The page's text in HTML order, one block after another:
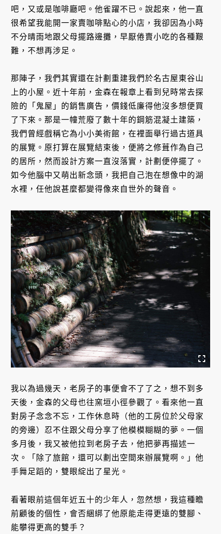
吧，又或是咖啡廳吧。他雀躍不已。說起來，他一直
很希望我能開一家賣咖啡點心的小店，我卻因為小時
不分晴雨地跟父母擺路邊攤，早厭倦賣小吃的各種艱
難，不想再涉足。
那陣子，我們其實還在計劃重建我們於名古屋東谷山
上的小屋。近十年前，金森在報章上看到兒時常去探
險的「鬼屋」的銷售廣告，價錢低廉得他沒多想便買
了下來。那是一幢荒廢了數十年的鋼筋混凝土建築，
我們曾經戲稱它為小小美術館，在裡面舉行過古道具
的展覽。原打算在展覽結束後，便將之修葺作為自己
的居所，然而設計方案一直沒落實，計劃便停擺了。
如今他腦中又萌出新念頭，我把自己泡在想像中的湖
水裡，任他說甚麼都變得像來自世外的聲音。
我以為過幾天，老房子的事便會不了了之，想不到多
天後，金森的父母也往窯垣小徑參觀了。看來他一直
對房子念念不忘，工作休息時（他的工房位於父母家
的旁邊）忍不住跟父母分享了他模模糊糊的夢。一個
多月後，我又被他拉到老房子去，他把夢再描述一
次。「除了旅館，還可以劃出空間來辦展覽啊。」他
手舞足蹈的，雙眼綻出了星光。
看著眼前這個年近五十的少年人，忽然想，我這種瞻
前顧後的個性，會否綑綁了他原能走得更遠的雙腳、
能攀得更高的雙手？